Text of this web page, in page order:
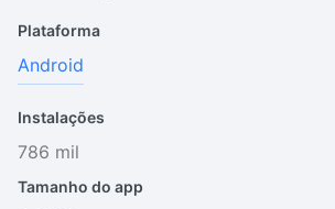
Plataforma
Android
Instalações
786 mil
Tamanho do app